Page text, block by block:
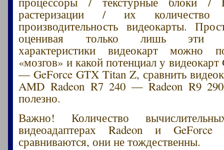
растеризации / их количество
производительность видеокарты.
оценивая только лишь эти
характеристики видеокарт можно
«мозгов» и какой потенциал у
— GeForce GTX Titan Z, сравнить
AMD Radeon R7 240 — Radeon R9
полезно.
Важно! Количество
видеоадаптерах Radeon и
сравниваются, они не тождественны.